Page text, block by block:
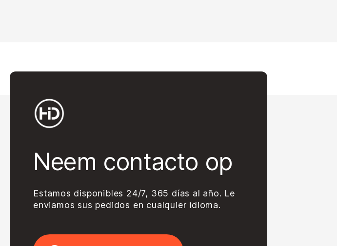
Neem contacto op
Estamos disponibles 24/7, 365 días al año. Le
enviamos sus pedidos en cualquier idioma.